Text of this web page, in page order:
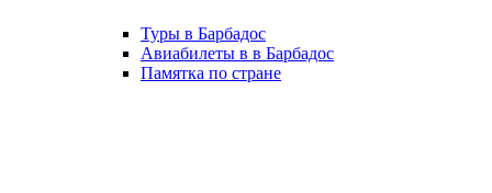
Туры в Барбадос
Авиабилеты в в Барбадос
Памятка по стране